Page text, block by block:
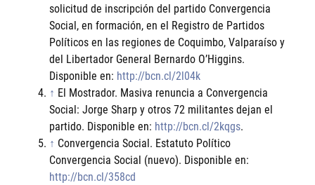
solicitud de inscripción del partido Convergencia
Social, en formación, en el Registro de Partidos
Políticos en las regiones de Coquimbo, Valparaíso y
del Libertador General Bernardo O’Higgins.
Disponible en: http://bcn.cl/2l04k
↑ El Mostrador. Masiva renuncia a Convergencia
Social: Jorge Sharp y otros 72 militantes dejan el
partido. Disponible en: http://bcn.cl/2kqgs.
↑ Convergencia Social. Estatuto Político
Convergencia Social (nuevo). Disponible en:
http://bcn.cl/358cd